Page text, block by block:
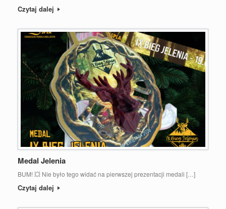
Czytaj dalej
Medal Jelenia
BUM! 💥 Nie było tego widać na pierwszej prezentacji medali […]
Czytaj dalej